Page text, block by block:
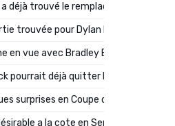
a déjà trouvé le remplaçant de Robinio
trouvée pour Dylan Batubinsika
en vue avec Bradley Barcola ?
pourrait déjà quitter Lyon en janvier
surprises en Coupe de France
a la cote en Serie A